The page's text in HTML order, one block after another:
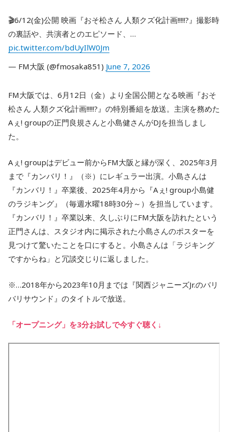
🎬6/12(金)公開 映画『おそ松さん 人類クズ化計画!!!!!?』撮影時
の裏話や、共演者とのエピソード、…
pic.twitter.com/bdUyIlW0Jm
— FM大阪 (@fmosaka851) June 7, 2026
FM大阪では、6月12日（金）より全国公開となる映画『おそ
松さん 人類クズ化計画!!!!!?』の特別番組を放送。主演を務めた
Aぇ! groupの正門良規さんと小島健さんがDJを担当しまし
た。
Aぇ! groupはデビュー前からFM大阪と縁が深く、2025年3月
まで『カンバリ！』（※）にレギュラー出演。小島さんは
『カンバリ！』卒業後、2025年4月から『Aぇ! group小島健
のラジキング』（毎週水曜18時30分～）を担当しています。
『カンバリ！』卒業以来、久しぶりにFM大阪を訪れたという
正門さんは、スタジオ内に掲示された小島さんのポスターを
見つけて驚いたことを口にすると。小島さんは「ラジキング
ですからね」と冗談交じりに返しました。
※…2018年から2023年10月までは『関西ジャニーズJr.のバリ
バリサウンド』のタイトルで放送。
「オープニング」を3分お試しで今すぐ聴く↓